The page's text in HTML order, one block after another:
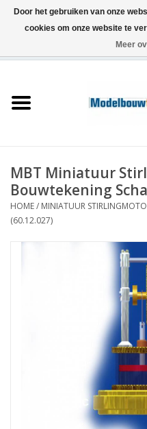
Schepen
Houtbouw
Scenery
Nieuwe tekeningen
NIEUWE TIJDSCHRIFTEN
MBT Miniatuur
Bouwtekening
HOME/ MINIATUUR
(60.12.027)
Door het gebruiken van onze
cookies om onze website te
Meer